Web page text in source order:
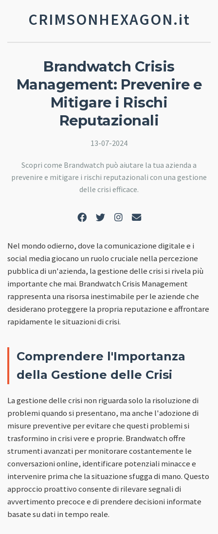
CRIMSONHEXAGON.it
Brandwatch Crisis
Management: Prevenire e
Mitigare i Rischi
Reputazionali
13-07-2024
Scopri come Brandwatch può aiutare la tua azienda a
prevenire e mitigare i rischi reputazionali con una gestione
delle crisi efficace.
Nel mondo odierno, dove la comunicazione digitale e i
social media giocano un ruolo cruciale nella percezione
pubblica di un'azienda, la gestione delle crisi si rivela più
importante che mai. Brandwatch Crisis Management
rappresenta una risorsa inestimabile per le aziende che
desiderano proteggere la propria reputazione e affrontare
rapidamente le situazioni di crisi.
Comprendere l'Importanza
della Gestione delle Crisi
La gestione delle crisi non riguarda solo la risoluzione di
problemi quando si presentano, ma anche l'adozione di
misure preventive per evitare che questi problemi si
trasformino in crisi vere e proprie. Brandwatch offre
strumenti avanzati per monitorare costantemente le
conversazioni online, identificare potenziali minacce e
intervenire prima che la situazione sfugga di mano. Questo
approccio proattivo consente di rilevare segnali di
avvertimento precoce e di prendere decisioni informate
basate su dati in tempo reale.